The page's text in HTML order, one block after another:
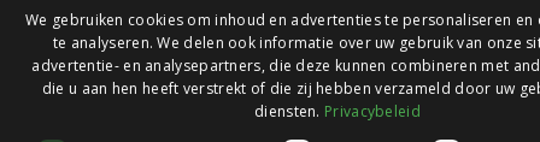
© 2026 Ledlichtdiscounter.nl
We gebruiken cookies om inhoud en advertenties te personaliseren en
te analyseren. We delen ook informatie over uw gebruik van onze
advertentie- en analysepartners, die deze kunnen combineren met
die u aan hen heeft verstrekt of die zij hebben verzameld door uw
diensten. Privacybeleid